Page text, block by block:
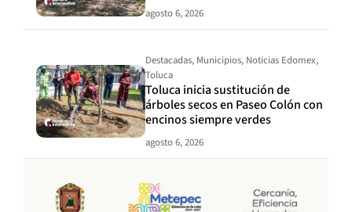
agosto 6, 2026
Destacadas, Municipios, Noticias Edomex,
Toluca
Toluca inicia sustitución de
árboles secos en Paseo Colón con
encinos siempre verdes
agosto 6, 2026